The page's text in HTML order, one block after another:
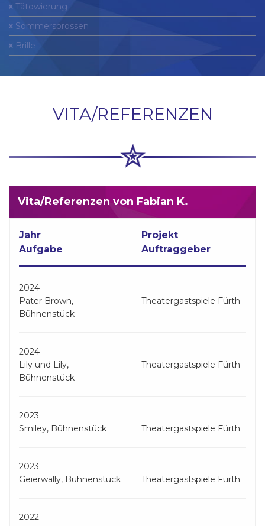
Tätowierung
Sommersprossen
Brille
VITA/REFERENZEN
Vita/Referenzen von Fabian K.
Jahr
Projekt
Aufgabe
Auftraggeber
2024
Pater Brown,
Bühnenstück
Theatergastspiele Fürth
2024
Lily und Lily,
Bühnenstück
Theatergastspiele Fürth
2023
Smiley, Bühnenstück
Theatergastspiele Fürth
2023
Geierwally, Bühnenstück
Theatergastspiele Fürth
2022